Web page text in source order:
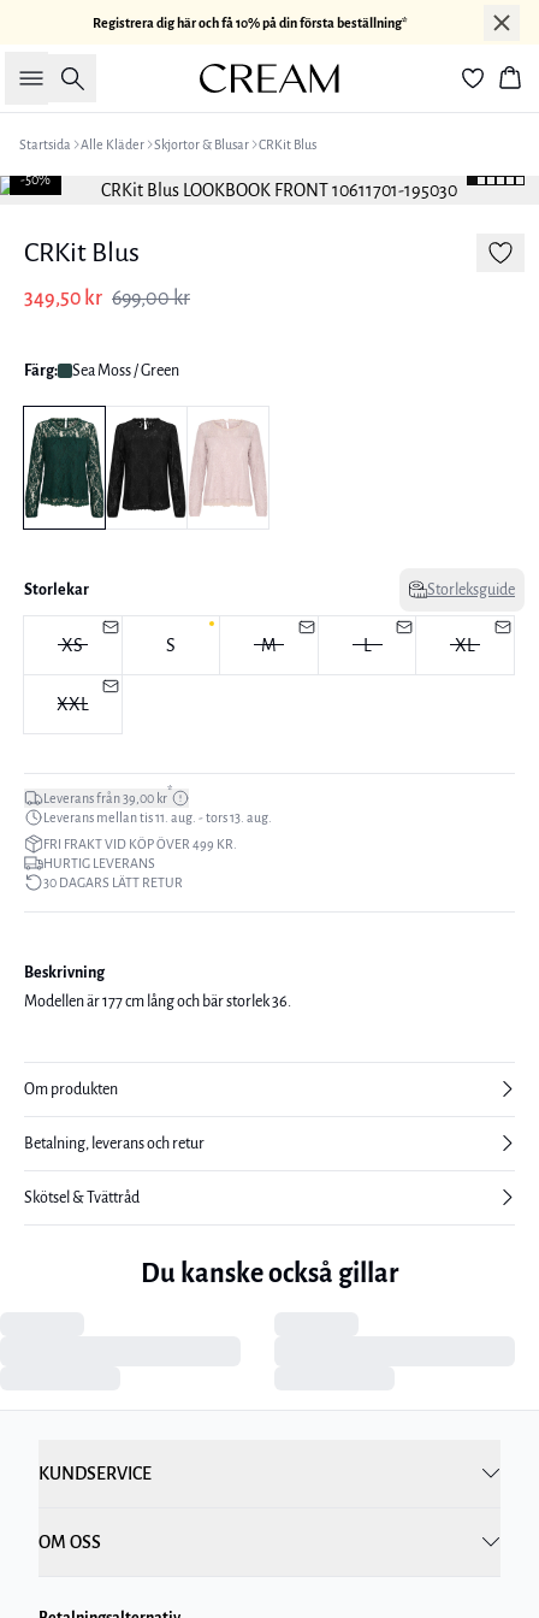
Registrera dig här och få 10% på din första beställning*
Sök
Startsida Alle Kläder Skjortor & Blusar CRKit Blus
-50%
CRKit Blus
349,50 kr 699,00 kr
Färg: Sea Moss / Green
Storlekar Storleksguide
XS S M L XL
XXL
Leverans från 39,00 kr*
Leverans mellan tis 11. aug. - tors 13. aug.
FRI FRAKT VID KÖP ÖVER 499 KR.
HURTIG LEVERANS
30 DAGARS LÄTT RETUR
Beskrivning
Modellen är 177 cm lång och bär storlek 36.
Om produkten
Betalning, leverans och retur
Skötsel & Tvättråd
Du kanske också gillar
KUNDSERVICE
OM OSS